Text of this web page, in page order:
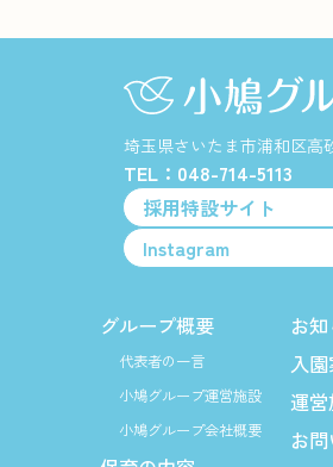
埼玉県さいたま市浦和区高
TEL：048-714-5113
採用特設サイト
Instagram
グループ概要
代表者の一言
小鳩グループ運営施設
小鳩グループ会社概要
お
入
運
お